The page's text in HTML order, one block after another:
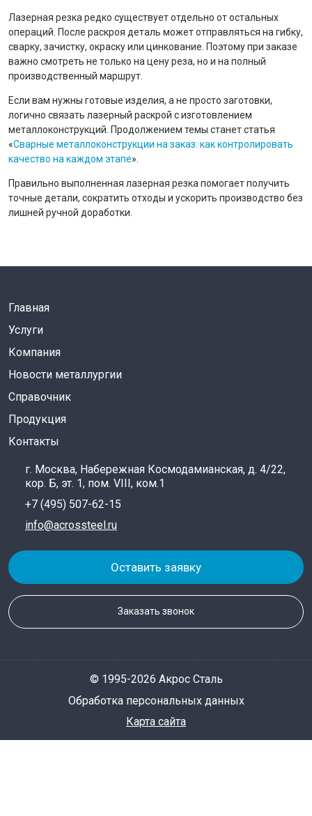
Лазерная резка редко существует отдельно от остальных
операций. После раскроя деталь может отправляться на гибку,
сварку, зачистку, окраску или цинкование. Поэтому при заказе
важно смотреть не только на цену реза, но и на полный
производственный маршрут.
Если вам нужны готовые изделия, а не просто заготовки,
логично связать лазерный раскрой с изготовлением
металлоконструкций. Продолжением темы станет статья
«Сварные металлоконструкции на заказ: как контролировать
качество на каждом этапе».
Правильно выполненная лазерная резка помогает получить
точные детали, сократить отходы и ускорить производство без
лишней ручной доработки.
Главная
Услуги
Компания
Новости металлургии
Справочник
Продукция
Контакты
г. Москва, Набережная Космодамианская, д. 4/22,
кор. Б, эт. 1, пом. VIII, ком.1
+7 (495) 507-62-15
info@acrossteel.ru
Оставить заявку
Заказать звонок
© 1995-2026 Акрос Сталь
Обработка персональных данных
Карта сайта